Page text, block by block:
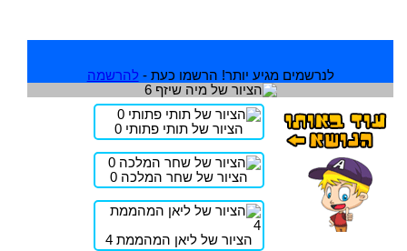
לנרשמים מגיע יותר! הרשמו כעת - להרשמה
הציור של תותי פתותי 0
הציור של שחר המלכה 0
הציור של ליאן המהממת 4